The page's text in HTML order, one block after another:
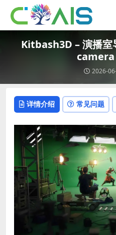
Kitbash3D – 演播
2026-
详情介绍 常见问题